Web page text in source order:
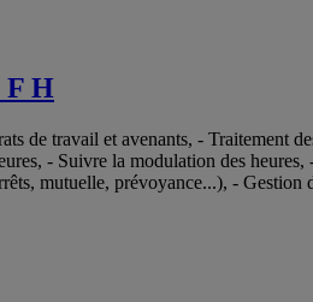
F H
de travail et avenants, -
- Suivre la modulation des
mutuelle, prévoyance...), -